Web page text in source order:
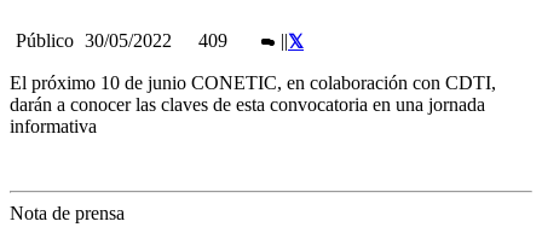
Público 30/05/2022 409 ||
El próximo 10 de junio CONETIC, en colaboración con CDTI,
darán a conocer las claves de esta convocatoria en una jornada
informativa
Nota de prensa